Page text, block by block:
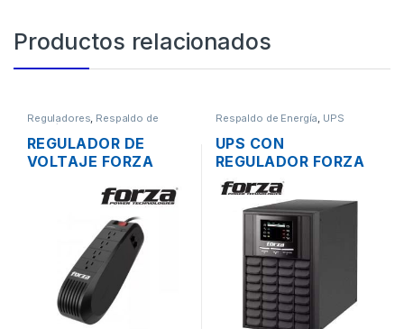
Productos relacionados
Reguladores, Respaldo de
Energía
REGULADOR DE
VOLTAJE FORZA
500W 4 TOMAS
Respaldo de Energía, UPS
UPS CON
REGULADOR FORZA
FDC-RT1000VA ON-
LINE DE 1000VA
1KVA 700W 3
TOMAS 120V